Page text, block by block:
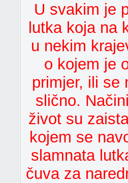
U svakim je
lutka koja na
u nekim
o kojem je
primjer, ili se
slično.
život su
kojem se
slamnata
čuva za